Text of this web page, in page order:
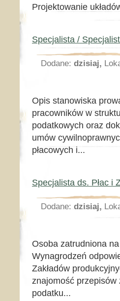
Projektowanie
Specjalista /
Dodane: dzisiaj,
Opis stanowiska
pracowników w
podatkowych oraz
umów
płacowych i...
Specjalista ds. Płac i
Dodane: dzisiaj,
Osoba zatrudniona
Wynagrodzeń
Zakładów
znajomość przepisów
podatku...